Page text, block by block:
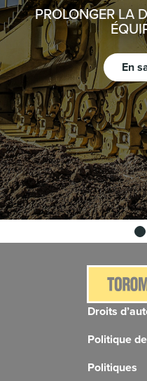
PROLONGER LA
En
Droits
Politique
Politiques